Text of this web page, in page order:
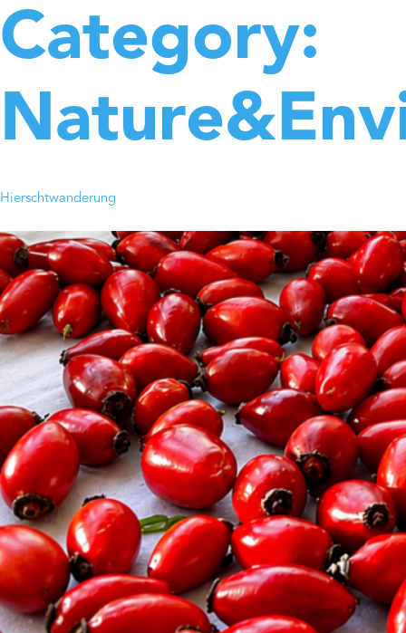
Category:
Hierschtwanderung